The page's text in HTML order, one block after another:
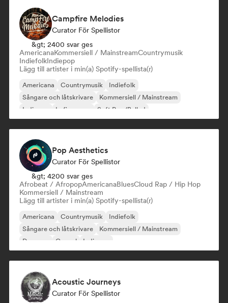
Campfire Melodies
Curator För Spellistor
&gt; 2400 svar ges
AmericanaKommersiell / MainstreamCountrymusik
IndiefolkIndiepop
Lägg till artister i min(a) Spotify-spellista(r)
Americana Countrymusik
Indiefolk
Sångare och låtskrivare
Kommersiell / Mainstream
Indiepop
Lofi sovrum Soft Pop/Ballad
Pop Aesthetics
Curator För Spellistor
&gt; 4200 svar ges
Afrobeat / AfropopAmericanaBluesCloud Rap / Hip Hop
Kommersiell / Mainstream
Lägg till artister i min(a) Spotify-spellista(r)
Americana Countrymusik
Indiefolk
Sångare och låtskrivare
Kommersiell / Mainstream
Danspop
Gospel Indiepop
Acoustic Journeys
Curator För Spellistor